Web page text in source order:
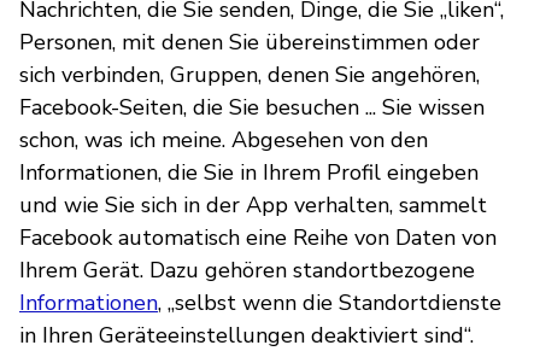
Nachrichten, die Sie senden, Dinge, die Sie „liken“,
Personen, mit denen Sie übereinstimmen oder
sich verbinden, Gruppen, denen Sie angehören,
Facebook-Seiten, die Sie besuchen ... Sie wissen
schon, was ich meine. Abgesehen von den
Informationen, die Sie in Ihrem Profil eingeben
und wie Sie sich in der App verhalten, sammelt
Facebook automatisch eine Reihe von Daten von
Ihrem Gerät. Dazu gehören standortbezogene
Informationen, „selbst wenn die Standortdienste
in Ihren Geräteeinstellungen deaktiviert sind“.